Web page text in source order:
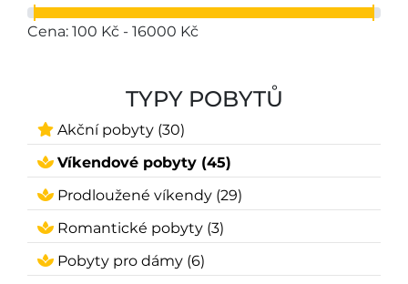
Cena: 100 Kč - 16000 Kč
TYPY POBYTŮ
Akční pobyty (30)
Víkendové pobyty (45)
Prodloužené víkendy (29)
Romantické pobyty (3)
Pobyty pro dámy (6)